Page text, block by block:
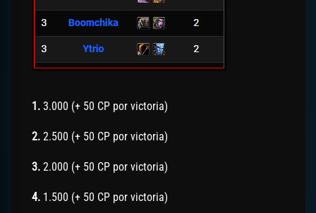
1. 3.000 (+ 50 CP por victoria)
2. 2.500 (+ 50 CP por victoria)
3. 2.000 (+ 50 CP por victoria)
4. 1.500 (+ 50 CP por victoria)